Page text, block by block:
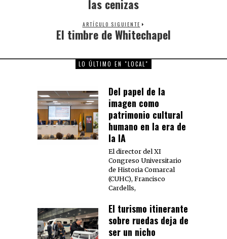
las cenizas
ARTÍCULO SIGUIENTE
Next
El timbre de Whitechapel
LO ÚLTIMO EN "LOCAL"
Del papel de la
imagen como
patrimonio cultural
humano en la era de
la IA
El director del XI
Congreso Universitario
de Historia Comarcal
(CUHC), Francisco
Cardells,
El turismo itinerante
sobre ruedas deja de
ser un nicho